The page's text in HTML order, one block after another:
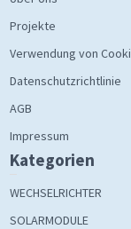
Projekte
Verwendung von
Datenschutzrichtlinie
AGB
Impressum
Kategorien
WECHSELRICHTER
SOLARMODULE